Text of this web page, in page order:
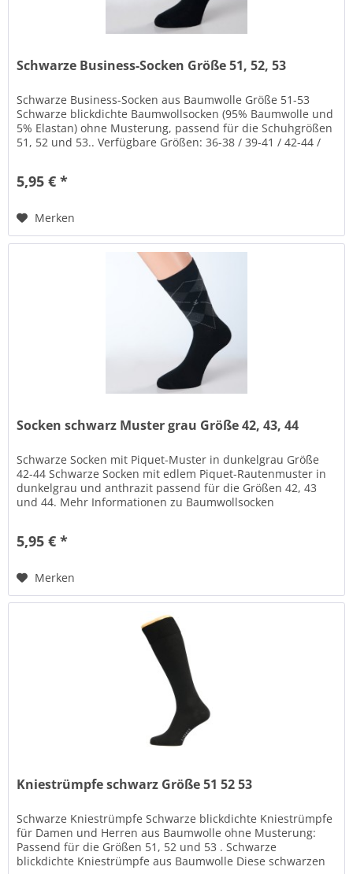
Schwarze Business-Socken Größe 51, 52, 53
Schwarze Business-Socken aus Baumwolle Größe 51-53
Schwarze blickdichte Baumwollsocken (95% Baumwolle und
5% Elastan) ohne Musterung, passend für die Schuhgrößen
51, 52 und 53.. Verfügbare Größen: 36-38 / 39-41 / 42-44 /
5,95 € *
Merken
Socken schwarz Muster grau Größe 42, 43, 44
Schwarze Socken mit Piquet-Muster in dunkelgrau Größe
42-44 Schwarze Socken mit edlem Piquet-Rautenmuster in
dunkelgrau und anthrazit passend für die Größen 42, 43
und 44. Mehr Informationen zu Baumwollsocken
5,95 € *
Merken
Kniestrümpfe schwarz Größe 51 52 53
Schwarze Kniestrümpfe Schwarze blickdichte Kniestrümpfe
für Damen und Herren aus Baumwolle ohne Musterung:
Passend für die Größen 51, 52 und 53 . Schwarze
blickdichte Kniestrümpfe aus Baumwolle Diese schwarzen